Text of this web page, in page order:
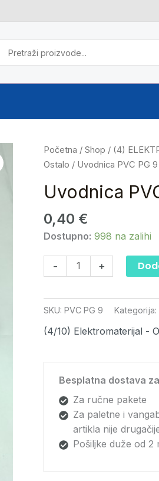
Početna / Shop / (4)
Ostalo / Uvodnica PVC PG 9
Uvodnica
0,40 €
Dostupno: 998 na zalihi
-
Uvodnica
PVC
9
+
SKU: PVC PG 9 Kategorija:
(4/10) Elektromaterijal -
Besplatna dostava
Za ručne pakete
Za paletne i
artikla nije
Pošiljke duže od 2